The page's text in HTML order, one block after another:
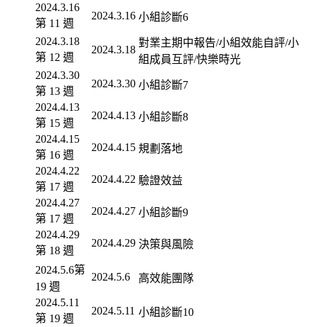
2024.3.16
第 11 週
2024.3.16 小組診斷6
2024.3.18
第 12 週
2024.3.18
對業主期中報告/小組效能自評/小
組成員互評/快樂時光
2024.3.30
第 13 週
2024.3.30 小組診斷7
2024.4.13
第 15 週
2024.4.13 小組診斷8
2024.4.15
第 16 週
2024.4.15 規劃落地
2024.4.22
第 17 週
2024.4.22 驗證效益
2024.4.27
第 17 週
2024.4.27 小組診斷9
2024.4.29
第 18 週
2024.4.29 決策與風險
2024.5.6第
19 週
2024.5.6 高效能團隊
2024.5.11
第 19 週
2024.5.11 小組診斷10